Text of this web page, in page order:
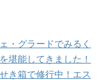
・グラードでみるく
堪能してきました！
き箱で修行中！エス